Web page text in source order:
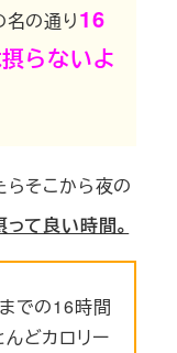
の通り16
らないよ
そこから夜の
て良い時間。
での16時間
どカロリー